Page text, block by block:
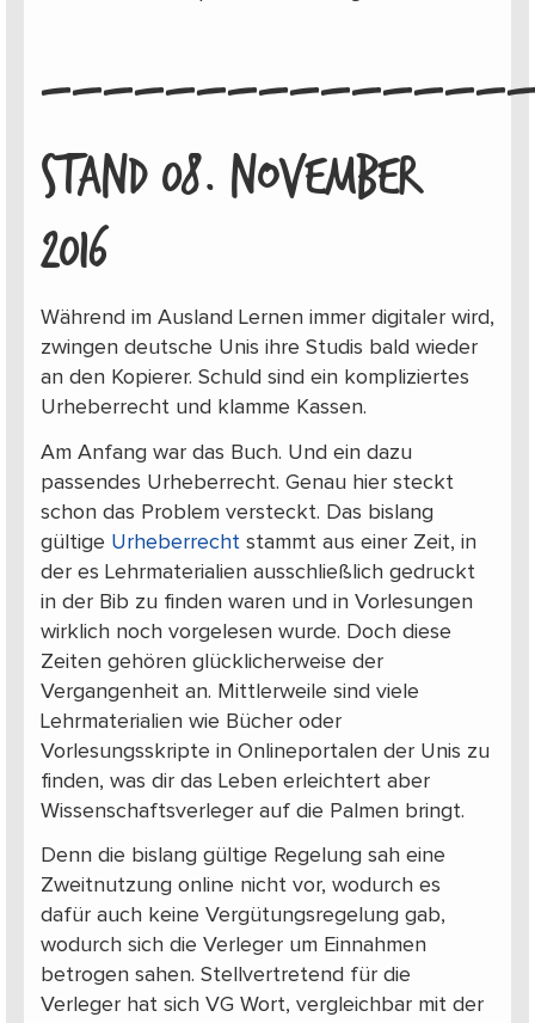
STAND 08. NOVEMBER
2016
Während im Ausland Lernen immer digitaler wird,
zwingen deutsche Unis ihre Studis bald wieder
an den Kopierer. Schuld sind ein kompliziertes
Urheberrecht und klamme Kassen.
Am Anfang war das Buch. Und ein dazu
passendes Urheberrecht. Genau hier steckt
schon das Problem versteckt. Das bislang
gültige Urheberrechtstammt aus einer Zeit, in
der es Lehrmaterialien ausschließlich gedruckt
in der Bib zu finden waren und in Vorlesungen
wirklich noch vorgelesen wurde. Doch diese
Zeiten gehören glücklicherweise der
Vergangenheit an. Mittlerweile sind viele
Lehrmaterialien wie Bücher oder
Vorlesungsskripte in Onlineportalen der Unis zu
finden, was dir das Leben erleichtert aber
Wissenschaftsverleger auf die Palmen bringt.
Denn die bislang gültige Regelung sah eine
Zweitnutzung online nicht vor, wodurch es
dafür auch keine Vergütungsregelung gab,
wodurch sich die Verleger um Einnahmen
betrogen sahen. Stellvertretend für die
Verleger hat sich VG Wort, vergleichbar mit der